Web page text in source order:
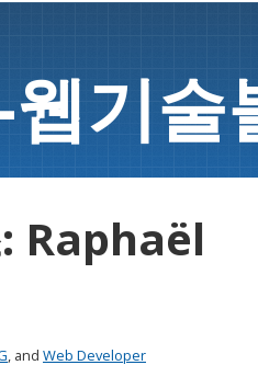
웹기술
Raphaël
, and Web Developer